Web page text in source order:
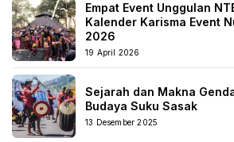
Empat Event Unggulan
Kalender Karisma Event
2026
19 April 2026
Sejarah dan Makna
Budaya Suku Sasak
13 Desember 2025